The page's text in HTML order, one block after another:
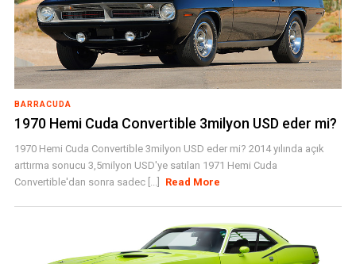
BARRACUDA
1970 Hemi Cuda Convertible 3milyon USD eder mi?
1970 Hemi Cuda Convertible 3milyon USD eder mi? 2014 yılında açık
arttırma sonucu 3,5milyon USD'ye satılan 1971 Hemi Cuda
Convertible'dan sonra sadec [...]
Read More